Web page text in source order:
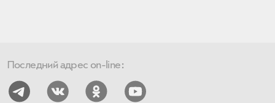
Последний адрес on-line: